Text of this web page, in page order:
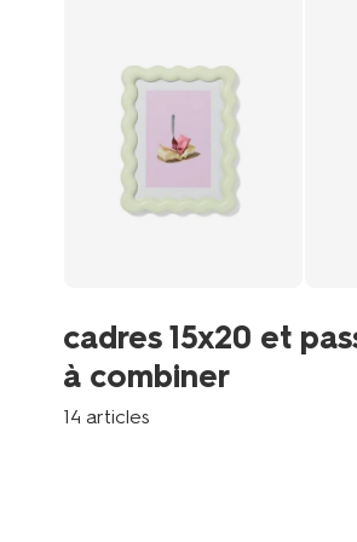
cadres 15x20 et
à combiner
14 articles